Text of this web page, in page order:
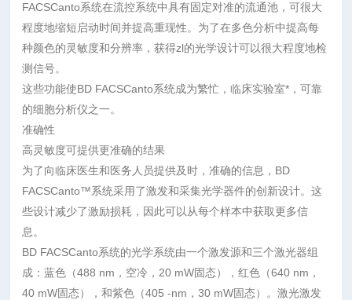
FACSCanto系统在流控系统中具有固定对准的流通池，可很大
程度地缩短启动时间并提高重现性。为了在多色分析中提高每
种颜色的灵敏度和分辨率，获得zl的光学设计可以很大程度地检
测信号。
这些功能使BD FACSCanto系统成为繁忙，临床实验室*，可靠
的细胞分析仪之一。
准确性
高灵敏度可提供更准确的结果
为了向临床医生和医务人员提供及时，准确的信息，BD
FACSCanto™系统采用了激发和采集光学器件的创新设计。这
些设计减少了激励损耗，因此可以从每个样本中获取更多信
息。
BD FACSCanto系统的光学系统由一个激发源和三个激光器组
成：蓝色（488 nm，空冷，20 mW固态），红色（640 nm，
40 mW固态），和紫色（405 -nm，30 mW固态）。激光激发